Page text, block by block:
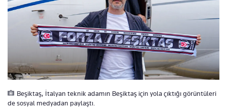
Beşiktaş, İtalyan teknik adamın Beşiktaş için yola çıktığı görüntüleri
de sosyal medyadan paylaştı.